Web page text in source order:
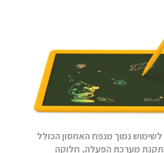
לשימוש נמוך מנפח האחסון הכולל
מערכת הפעלה, חלוקה